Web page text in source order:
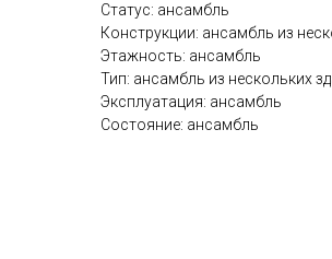
Статус: ансамбль
Конструкции: ансамбль из
Этажность: ансамбль
Тип: ансамбль из нескольких
Эксплуатация: ансамбль
Состояние: ансамбль